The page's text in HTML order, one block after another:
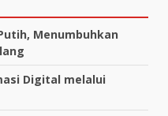
Menumbuhkan
Digital melalui